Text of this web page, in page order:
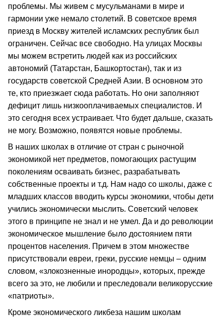
проблемы. Мы живем с мусульманами в мире и
гармонии уже немало столетий. В советское время
приезд в Москву жителей исламских республик был
ограничен. Сейчас все свободно. На улицах Москвы
мы можем встретить людей как из российских
автономий (Татарстан, Башкортостан), так и из
государств советской Средней Азии. В основном это
те, кто приезжает сюда работать. Но они заполняют
дефицит лишь низкооплачиваемых специалистов. И
это сегодня всех устраивает. Что будет дальше, сказать
не могу. Возможно, появятся новые проблемы.
В наших школах в отличие от стран с рыночной
экономикой нет предметов, помогающих растущим
поколениям осваивать бизнес, разрабатывать
собственные проекты и т.д. Нам надо со школы, даже с
младших классов вводить курсы экономики, чтобы дети
учились экономически мыслить. Советский человек
этого в принципе не знал и не умел. Да и до революции
экономическое мышление было достоянием пяти
процентов населения. Причем в этом множестве
присутствовали евреи, греки, русские немцы – одним
словом, «злокозненные инородцы», которых, прежде
всего за это, не любили и преследовали великорусские
«патриоты».
Кроме экономического ликбеза нашим школам